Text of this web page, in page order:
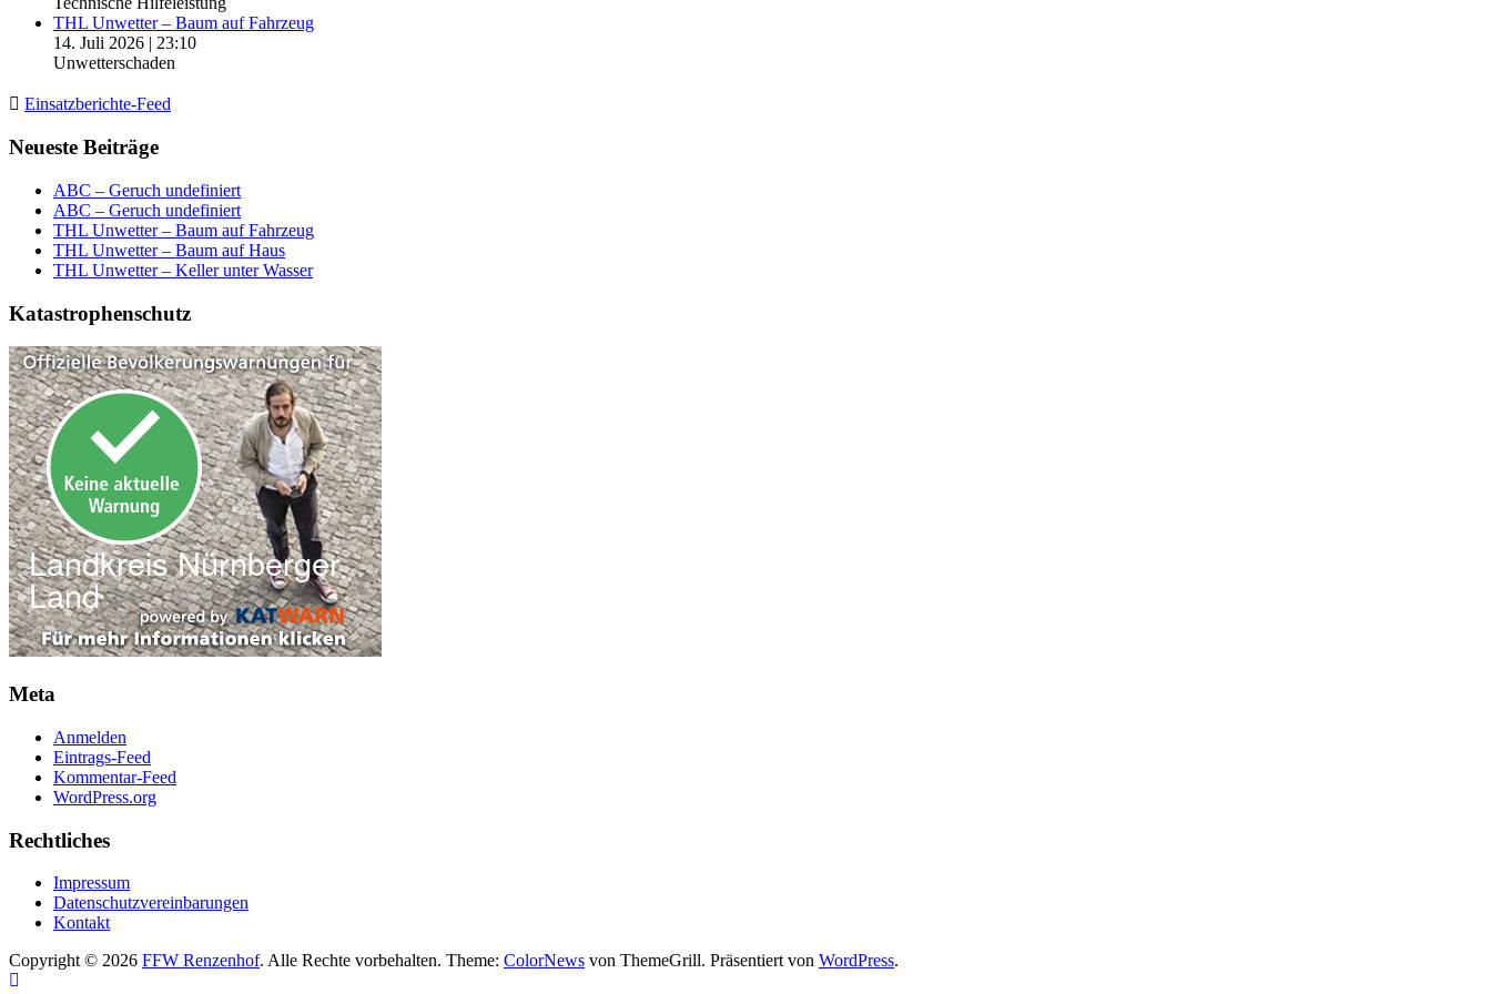
THL Unwetter – Baum auf Fahrzeug
14. Juli 2026 | 23:10
Unwetterschaden
Einsatzberichte-Feed
Neueste Beiträge
ABC – Geruch undefiniert
ABC – Geruch undefiniert
THL Unwetter – Baum auf Fahrzeug
THL Unwetter – Baum auf Haus
THL Unwetter – Keller unter Wasser
Katastrophenschutz
Meta
Anmelden
Eintrags-Feed
Kommentar-Feed
WordPress.org
Rechtliches
Impressum
Datenschutzvereinbarungen
Kontakt
Copyright © 2026 FFW Renzenhof. Alle Rechte vorbehalten. Theme: ColorNews von ThemeGrill. Präsentiert von WordPress.